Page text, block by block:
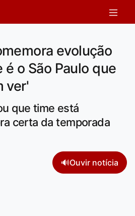
evolução
é o São Paulo que
ver'
que time está
certa da temporada
🔊Ouvir notícia